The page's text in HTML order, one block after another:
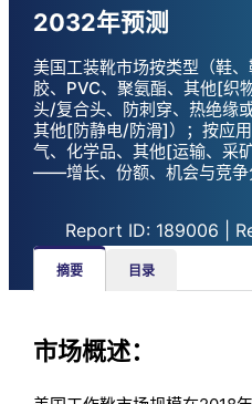
2032年预测
美国工装靴市场按类型（鞋
胶、PVC、聚氨酯、其他[织
头/复合头、防刺穿、热绝缘
其他[防静电/防滑]）；按应
气、化学品、其他[运输、采
——增长、份额、机会与竞争
Report ID: 189006 |
摘要 目录
市场概述：